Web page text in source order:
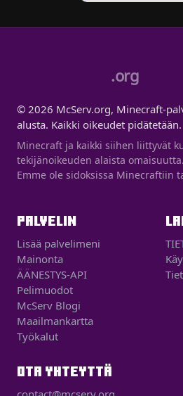
.org
© 2026 McServ.org, Minecraft-
alusta. Kaikki oikeudet pidätetään.
Minecraft ja kaikki siihen liittyvät
tekijänoikeuden alaista omaisuutta.
Emme ole sidoksissa Minecraftiin
PALVELIN
Lisää palvelimeni
Mainonta
ÄÄNESTYS-API
Pelimuodot
McServ Blogi
Maailmankartta
Työkalut
OTA YHTEYTTÄ